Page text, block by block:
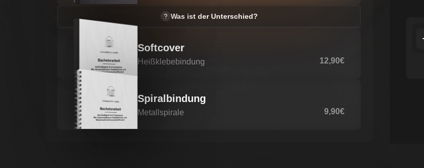
Was ist der Unterschied?
Softcover
Heißklebebindung 12,90€
Spiralbindung
Metallspirale 9,90€